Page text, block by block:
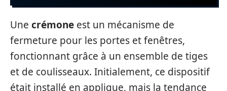
Une crémone est un mécanisme de
fermeture pour les portes et fenêtres,
fonctionnant grâce à un ensemble de tiges
et de coulisseaux. Initialement, ce dispositif
était installé en applique, mais la tendance